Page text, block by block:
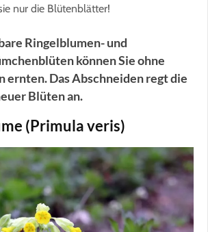
nur die Blütenblätter!
Ringelblumen- und
können Sie ohne
ernten. Das Abschneiden regt die
Blüten an.
(Primula veris)